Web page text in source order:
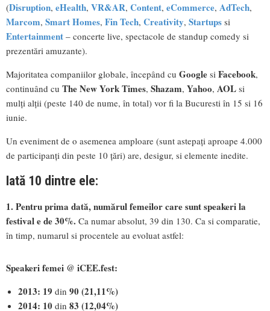
(Disruption, eHealth, VR&AR, Content, eCommerce, AdTech,
Marcom, Smart Homes, Fin Tech, Creativity, Startups si
Entertainment – concerte live, spectacole de standup comedy si
prezentări amuzante).
Majoritatea companiilor globale, începând cu Google si Facebook,
continuând cu The New York Times, Shazam, Yahoo, AOL si
mulți alții (peste 140 de nume, în total) vor fi la Bucuresti în 15 si 16
iunie.
Un eveniment de o asemenea amploare (sunt astepați aproape 4.000
de participanți din peste 10 țări) are, desigur, si elemente inedite.
Iată 10 dintre ele:
1. Pentru prima dată, numărul femeilor care sunt speakeri la
festival e de 30%. Ca numar absolut, 39 din 130. Ca si comparatie,
în timp, numarul si procentele au evoluat astfel:
Speakeri femei @ iCEE.fest:
2013: 19 din 90 (21,11%)
2014: 10 din 83 (12,04%)